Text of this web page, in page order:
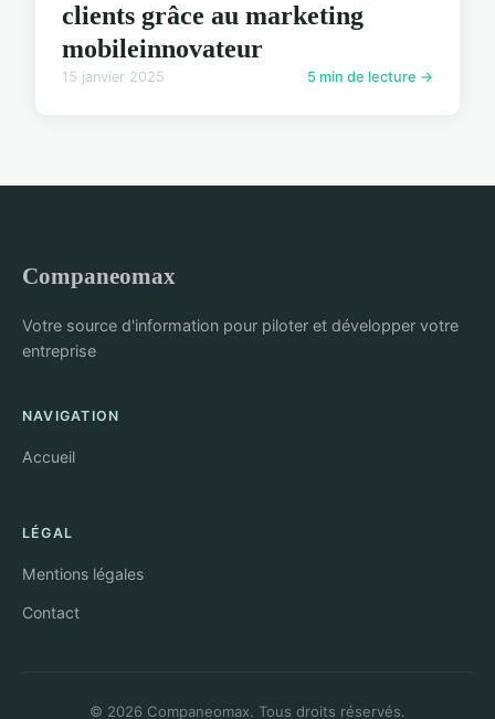
clients grâce au marketing
mobileinnovateur
15 janvier 2025 5 min de lecture →
Companeomax
Votre source d'information pour piloter et développer votre
entreprise
NAVIGATION
Accueil
LÉGAL
Mentions légales
Contact
© 2026 Companeomax. Tous droits réservés.